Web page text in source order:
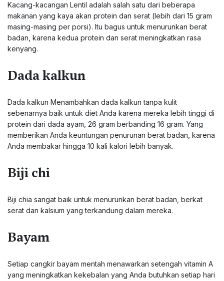
Kacang-kacangan Lentil adalah salah satu dari beberapa
makanan yang kaya akan protein dan serat (lebih dari 15 gram
masing-masing per porsi). Itu bagus untuk menurunkan berat
badan, karena kedua protein dan serat meningkatkan rasa
kenyang.
Dada kalkun
Dada kalkun Menambahkan dada kalkun tanpa kulit
sebenarnya baik untuk diet Anda karena mereka lebih tinggi di
protein dari dada ayam, 26 gram berbanding 16 gram. Yang
memberikan Anda keuntungan penurunan berat badan, karena
Anda membakar hingga 10 kali kalori lebih banyak.
Biji chi
Biji chia sangat baik untuk menurunkan berat badan, berkat
serat dan kalsium yang terkandung dalam mereka.
Bayam
Setiap cangkir bayam mentah menawarkan setengah vitamin A
yang meningkatkan kekebalan yang Anda butuhkan setiap hari